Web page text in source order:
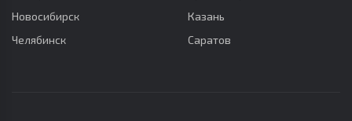
Новосибирск
Казань
Челябинск
Саратов